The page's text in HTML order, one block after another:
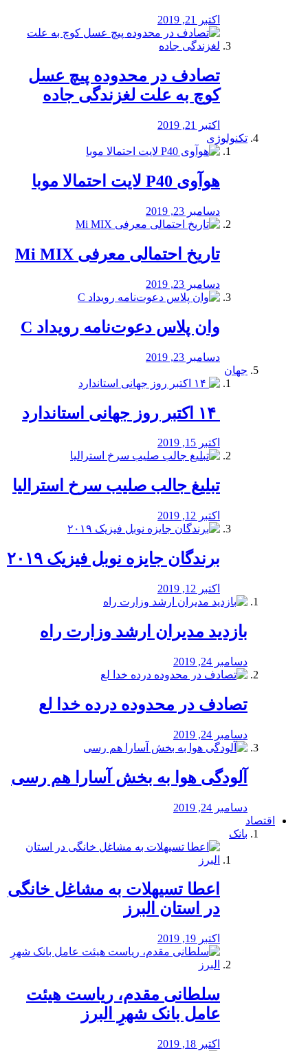
اکتبر 21, 2019
تصادف در محدوده پیچ عسل
کوچ به علت لغزندگی جاده
اکتبر 21, 2019
تکنولوژی
هوآوی P40 لایت احتمالا موبا
دسامبر 23, 2019
تاریخ احتمالی معرفی Mi MIX
دسامبر 23, 2019
وان پلاس دعوت‌نامه رویداد C
دسامبر 23, 2019
جهان
اکتبر 15, 2019
تبلیغ جالب صلیب سرخ استرالیا
اکتبر 12, 2019
برندگان جایزه نوبل فیزیک ۲۰۱۹
اکتبر 12, 2019
بازدید مدیران ارشد وزارت راه
دسامبر 24, 2019
تصادف در محدوده درده خدا لع
دسامبر 24, 2019
آلودگی هوا به بخش آسارا هم رسی
دسامبر 24, 2019
اقتصاد
بانک
️اعطا تسیهلات به مشاغل خانگی
در استان البرز
اکتبر 19, 2019
سلطانی مقدم، ریاست هیئت
عامل بانک شهرِ البرز
اکتبر 18, 2019